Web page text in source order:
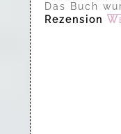
Das Buch
Rezension